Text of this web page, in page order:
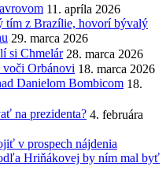
11. apríla 2026
tím z Brazílie, hovorí bývalý
29. marca 2026
si Chmelár 28. marca 2026
voči Orbánovi 18. marca 2026
Danielom Bombicom 18.
na prezidenta? 4. februára
v prospech nájdenia
Hriňákovej by ním mal byť